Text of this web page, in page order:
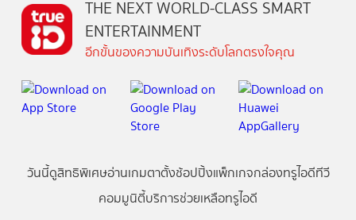
THE NEXT WORLD-CLASS SMART
ENTERTAINMENT
อีกขั้นของความบันเทิงระดับโลกตรงใจคุณ
วันนี้ดูสิทธิพิเศษอ่านเกมตาตั้งช้อปปิ้งแพ็กเกจกล่องทรูไอดีทีวี
คอมมูนิตี้บริการช่วยเหลือทรูไอดี